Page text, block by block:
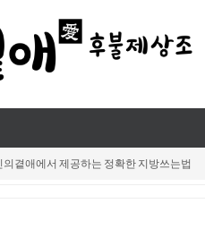
의곁애에서 제공하는 정확한 지방쓰는법